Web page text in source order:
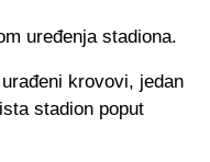
uređenja stadiona.
krovovi, jedan
stadion poput